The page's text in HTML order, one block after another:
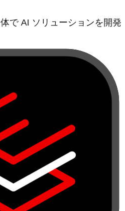
で AI ソリューションを開発